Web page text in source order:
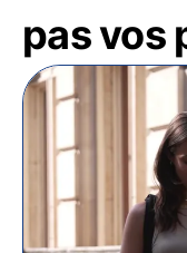
pas vos